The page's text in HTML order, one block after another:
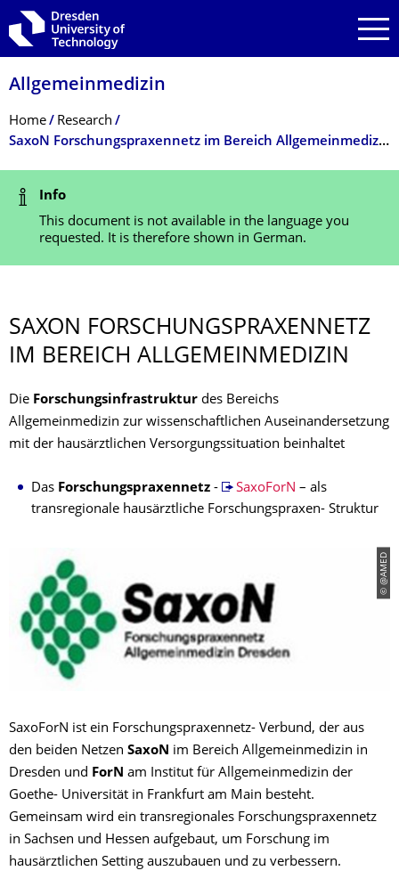
Skip to main navigation
Skip to search
Skip to content
Allgemeinmedizin
Breadcrumb Menu
Home
Research
SaxoN Forschungspraxennetz im Bereich Allgemeinmedizin
Status Message
Info
This document is not available in the language you
requested. It is therefore shown in German.
SAXON FORSCHUNGSPRAX­ENNETZ
IM BEREICH ALLGEMEINMEDIZ­IN
Die Forschungsinfrastruktur des Bereichs
Allgemeinmedizin zur wissenschaftlichen Auseinandersetzung
mit der hausärztlichen Versorgungssituation beinhaltet
Das Forschungspraxennetz - SaxoForN – als
transregionale hausärztliche Forschungspraxen- Struktur
© @AMED
SaxoForN ist ein Forschungspraxennetz- Verbund, der aus
den beiden Netzen SaxoN im Bereich Allgemeinmedizin in
Dresden und ForN am Institut für Allgemeinmedizin der
Goethe- Universität in Frankfurt am Main besteht.
Gemeinsam wird ein transregionales Forschungspraxennetz
in Sachsen und Hessen aufgebaut, um Forschung im
hausärztlichen Setting auszubauen und zu verbessern.